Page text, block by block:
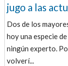
jugo a las
Dos de los
hoy una especie
ningún experto.
volverí...